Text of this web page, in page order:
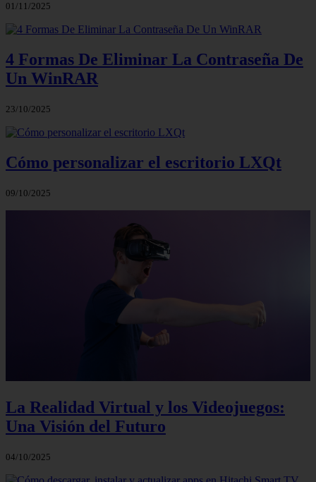
01/11/2025
4 Formas De Eliminar La Contraseña De
Un WinRAR
23/10/2025
Cómo personalizar el escritorio LXQt
09/10/2025
La Realidad Virtual y los Videojuegos:
Una Visión del Futuro
04/10/2025